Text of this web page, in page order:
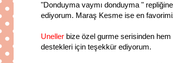
"Donduyma vaymı donduyma "
ediyorum. Maraş Kesme ise en
Uneller bize özel gurme serisinden hem
destekleri için teşekkür ediyorum.